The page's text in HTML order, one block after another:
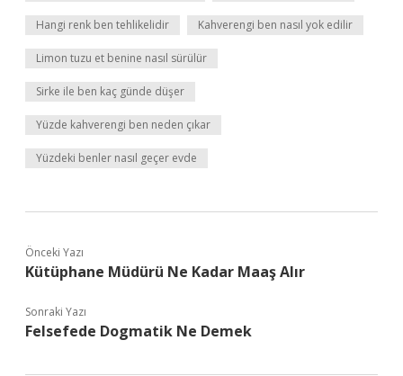
Hangi renk ben tehlikelidir Kahverengi ben nasıl yok edilir
Limon tuzu et benine nasıl sürülür
Sirke ile ben kaç günde düşer
Yüzde kahverengi ben neden çıkar
Yüzdeki benler nasıl geçer evde
Önceki Yazı
Kütüphane Müdürü Ne Kadar Maaş Alır
Sonraki Yazı
Felsefede Dogmatik Ne Demek